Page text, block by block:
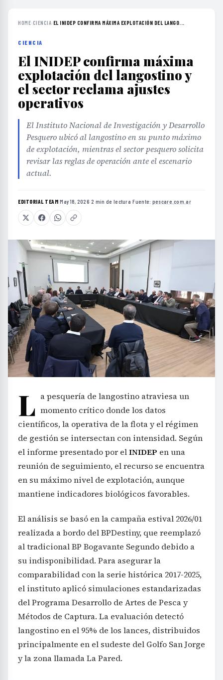
HOME›CIENCIA› EL INIDEP CONFIRMA MÁXIMA EXPLOTACIÓN DEL LANGO...
CIENCIA
El INIDEP confirma máxima
explotación del langostino y
el sector reclama ajustes
operativos
El Instituto Nacional de Investigación y Desarrollo
Pesquero ubicó al langostino en su punto máximo
de explotación, mientras el sector pesquero solicita
revisar las reglas de operación ante el escenario
actual.
EDITORIAL TEAM·May 18, 2026·2 min de lectura·Fuente: pescare.com.ar
L a pesquería de langostino atraviesa un
momento crítico donde los datos
científicos, la operativa de la flota y el régimen
de gestión se intersectan con intensidad. Según
el informe presentado por elINIDEP en una
reunión de seguimiento, el recurso se encuentra
en su máximo nivel de explotación, aunque
mantiene indicadores biológicos favorables.
El análisis se basó en la campaña estival 2026/01
realizada a bordo del BPDestiny, que reemplazó
al tradicional BP Bogavante Segundo debido a
su indisponibilidad. Para asegurar la
comparabilidad con la serie histórica 2017-2025,
el instituto aplicó simulaciones estandarizadas
del Programa Desarrollo de Artes de Pesca y
Métodos de Captura. La evaluación detectó
langostino en el 95% de los lances, distribuidos
principalmente en el sudeste del Golfo San Jorge
y la zona llamada La Pared.